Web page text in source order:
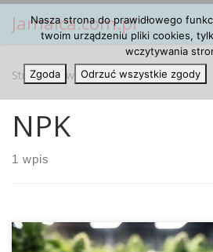
Przejdź do treści
Jamaica.com.pl
Strona główna » NPK
NPK
1 wpis
Nasza strona do prawidłowego
twoim urządzeniu pliki cookies,
wczytywania
Zgoda
Odrzuć wszystkie zgody